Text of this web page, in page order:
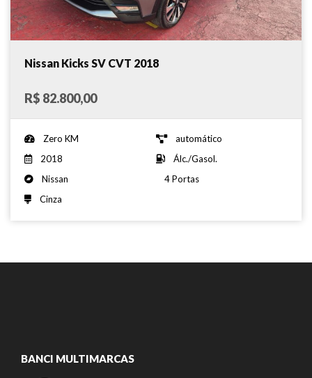
Nissan Kicks SV CVT 2018
R$ 82.800,00
Zero KM
automático
2018
Álc./Gasol.
Nissan
4 Portas
Cinza
BANCI MULTIMARCAS